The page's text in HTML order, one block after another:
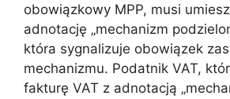
obowiązkowy MPP, musi
adnotację „mechanizm
która sygnalizuje obowiązek
mechanizmu. Podatnik VAT,
fakturę VAT z adnotacją